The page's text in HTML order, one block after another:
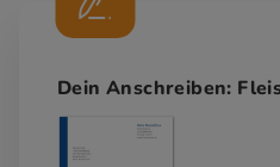
Dein Anschreiben: